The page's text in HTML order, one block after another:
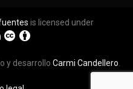
is licensed under
y desarrollo Carmi Candellero